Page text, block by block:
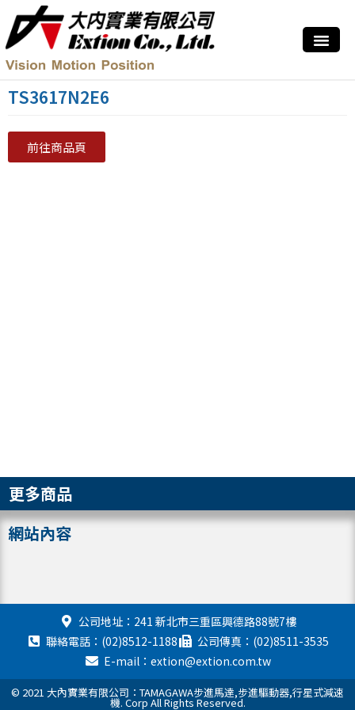
TS3617N2E6
前往商品頁
更多商品
網站內容
公司地址：241 新北市三重區興德路88號7樓
聯絡電話：(02)8512-1188
公司傳真：(02)8511-3535
E-mail：extion@extion.com.tw
© 2021 大內實業有限公司：TAMAGAWA步進馬達,步進驅動器,行星式減速
機. Corp All Rights Reserved.